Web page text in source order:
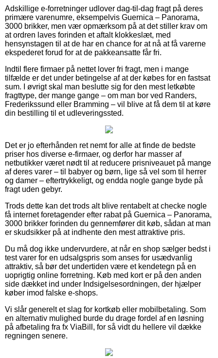
Adskillige e-forretninger udlover dag-til-dag fragt på deres
primære varenumre, eksempelvis Guernica – Panorama,
3000 brikker, men vær opmærksom på at det stiller krav om
at ordren laves forinden et aftalt klokkeslæt, med
hensynstagen til at de har en chance for at nå at få varerne
ekspederet forud for at de pakkeansatte får fri.
Indtil flere firmaer på nettet lover fri fragt, men i mange
tilfælde er det under betingelse af at der købes for en fastsat
sum. I øvrigt skal man beslutte sig for den mest letkøbte
fragttype, der mange gange – om man bor ved Randers,
Frederikssund eller Bramming – vil blive at få dem til at køre
din bestilling til et udleveringssted.
Det er jo efterhånden ret nemt for alle at finde de bedste
priser hos diverse e-firmaer, og derfor har masser af
netbutikker været nødt til at reducere prisniveauet på mange
af deres varer – til babyer og børn, lige så vel som til herrer
og damer – eftertrykkeligt, og endda nogle gange byde på
fragt uden gebyr.
Trods dette kan det trods alt blive rentabelt at checke nogle
få internet foretagender efter rabat på Guernica – Panorama,
3000 brikker forinden du gennemfører dit køb, sådan at man
er skudsikker på at indhente den mest attraktive pris.
Du må dog ikke undervurdere, at når en shop sælger bedst i
test varer for en udsalgspris som anses for usædvanlig
attraktiv, så bør det undertiden være et kendetegn på en
uoprigtig online forretning. Køb med kort er på den anden
side dækket ind under Indsigelsesordningen, der hjælper
køber imod falske e-shops.
Vi slår generelt et slag for kortkøb eller mobilbetaling. Som
en alternativ mulighed burde du drage fordel af en løsning
på afbetaling fra fx ViaBill, for så vidt du hellere vil dække
regningen senere.